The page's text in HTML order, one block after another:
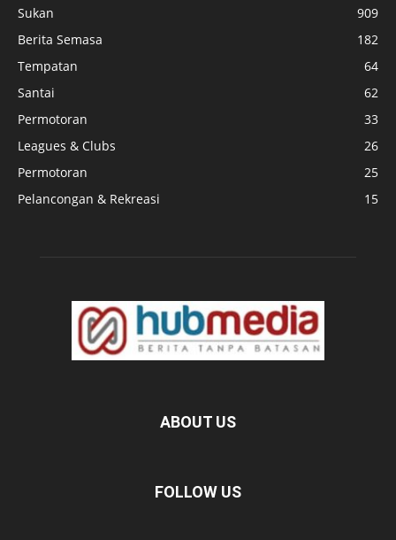
Sukan
909
Berita Semasa
182
Tempatan
64
Santai
62
Permotoran
33
Leagues & Clubs
26
Permotoran
25
Pelancongan & Rekreasi
15
ABOUT US
FOLLOW US